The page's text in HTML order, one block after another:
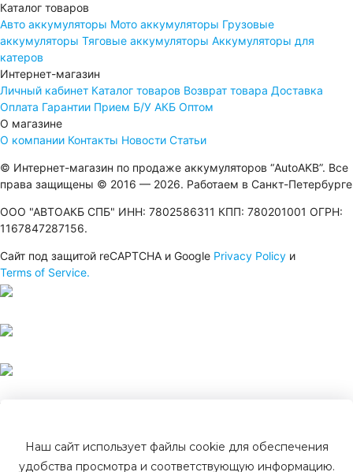
Каталог товаров
Авто аккумуляторы Мото аккумуляторы Грузовые
аккумуляторы Тяговые аккумуляторы Аккумуляторы для
катеров
Интернет-магазин
Личный кабинет Каталог товаров Возврат товара Доставка
Оплата Гарантии Прием Б/У АКБ Оптом
О магазине
О компании Контакты Новости Статьи
© Интернет-магазин по продаже аккумуляторов “AutoAKB”. Все
права защищены © 2016 — 2026. Работаем в Санкт-Петербурге
ООО "АВТОАКБ СПБ" ИНН: 7802586311 КПП: 780201001 ОГРН:
1167847287156.
Сайт под защитой reCAPTCHA и Google Privacy Policy и
Terms of Service.
Наш сайт использует файлы cookie для обеспечения
удобства просмотра и соответствующую информацию.